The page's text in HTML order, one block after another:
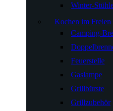
Winter-
Kochen im Freien
Camping-
Feuerstelle
Gaslampe
Grillbürste
Grillzubehör